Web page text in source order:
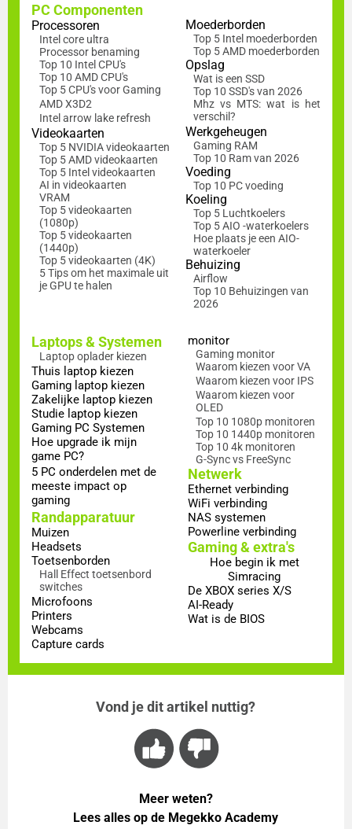
PC Componenten
Processoren
Intel core ultra
Processor benaming
Top 10 Intel CPU's
Top 10 AMD CPU's
Top 5 CPU's voor Gaming
AMD X3D2
Intel arrow lake refresh
Videokaarten
Top 5 NVIDIA videokaarten
Top 5 AMD videokaarten
Top 5 Intel videokaarten
AI in videokaarten
VRAM
Top 5 videokaarten
(1080p)
Top 5 videokaarten
(1440p)
Top 5 videokaarten (4K)
5 Tips om het maximale uit
je GPU te halen
Moederborden
Top 5 Intel moederborden
Top 5 AMD moederborden
Opslag
Wat is een SSD
Top 10 SSD's van 2026
Mhz vs MTS: wat is het
verschil?
Werkgeheugen
Gaming RAM
Top 10 Ram van 2026
Voeding
Top 10 PC voeding
Koeling
Top 5 Luchtkoelers
Top 5 AIO -waterkoelers
Hoe plaats je een AIO-
waterkoeler
Behuizing
Airflow
Top 10 Behuizingen van
2026
Laptops & Systemen
Laptop oplader kiezen
Thuis laptop kiezen
Gaming laptop kiezen
Zakelijke laptop kiezen
Studie laptop kiezen
Gaming PC Systemen
Hoe upgrade ik mijn
game PC?
5 PC onderdelen met de
meeste impact op
gaming
Randapparatuur
Muizen
Headsets
Toetsenborden
Hall Effect toetsenbord
switches
Microfoons
Printers
Webcams
Capture cards
monitor
Gaming monitor
Waarom kiezen voor VA
Waarom kiezen voor IPS
Waarom kiezen voor
OLED
Top 10 1080p monitoren
Top 10 1440p monitoren
Top 10 4k monitoren
G-Sync vs FreeSync
Netwerk
Ethernet verbinding
WiFi verbinding
NAS systemen
Powerline verbinding
Gaming & extra's
Hoe begin ik met
Simracing
De XBOX series X/S
AI-Ready
Wat is de BIOS
Vond je dit artikel nuttig?
Meer weten?
Lees alles op de Megekko Academy